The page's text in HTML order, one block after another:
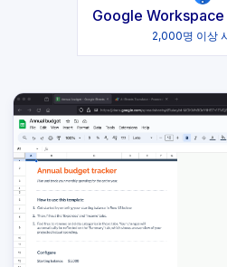
Google
2,000명 이상